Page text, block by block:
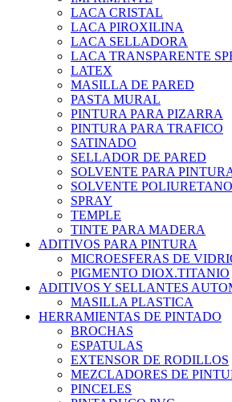
LACA CRISTAL
LACA PIROXILINA
LACA SELLADORA
LACA TRANSPARENTE
LATEX
MASILLA DE PARED
PASTA MURAL
PINTURA PARA PIZARRA
PINTURA PARA TRAFICO
SATINADO
SELLADOR DE PARED
SOLVENTE PARA
SOLVENTE POLIURETANO
SPRAY
TEMPLE
TINTE PARA MADERA
ADITIVOS PARA PINTURA
MICROESFERAS DE
PIGMENTO DIOX.TITANIO
ADITIVOS Y SELLANTES
MASILLA PLASTICA
HERRAMIENTAS DE PINTADO
BROCHAS
ESPATULAS
EXTENSOR DE RODILLOS
MEZCLADORES DE
PINCELES